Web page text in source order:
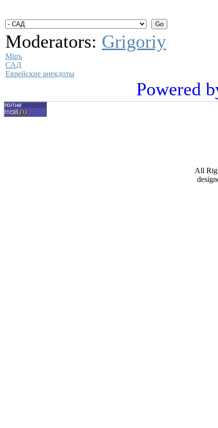
Moderators: Grigoriy
Мiръ
САД
Еврейские анекдоты
Powered
All